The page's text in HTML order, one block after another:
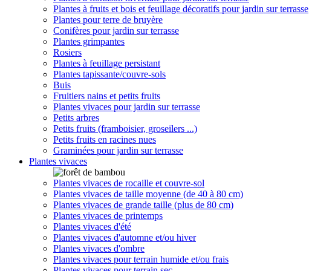
Plantes à fruits et bois et feuillage décoratifs pour jardin sur terrasse
Plantes pour terre de bruyère
Conifères pour jardin sur terrasse
Plantes grimpantes
Rosiers
Plantes à feuillage persistant
Plantes tapissante/couvre-sols
Buis
Fruitiers nains et petits fruits
Plantes vivaces pour jardin sur terrasse
Petits arbres
Petits fruits (framboisier, groseilers ...)
Petits fruits en racines nues
Graminées pour jardin sur terrasse
Plantes vivaces
Plantes vivaces de rocaille et couvre-sol
Plantes vivaces de taille moyenne (de 40 à 80 cm)
Plantes vivaces de grande taille (plus de 80 cm)
Plantes vivaces de printemps
Plantes vivaces d'été
Plantes vivaces d'automne et/ou hiver
Plantes vivaces d'ombre
Plantes vivaces pour terrain humide et/ou frais